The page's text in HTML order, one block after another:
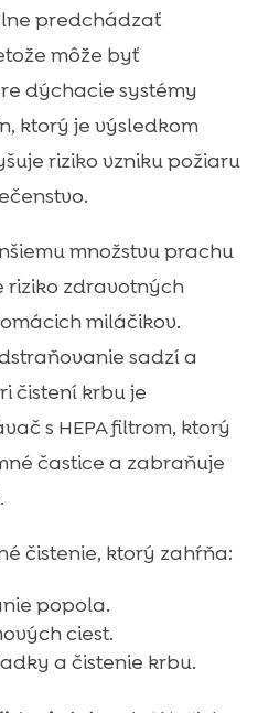
predchádzať
môže byť
dýchacie systémy
ktorý je výsledkom
riziko vzniku požiaru
množstvu prachu
riziko zdravotných
miláčikov.
sadzí a
čistení krbu je
s HEPA filtrom, ktorý
častice a zabraňuje
čistenie, ktorý zahŕňa:
popola.
ciest.
a čistenie krbu.